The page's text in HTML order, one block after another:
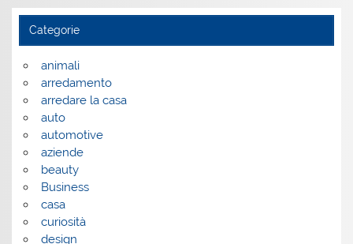
Categorie
animali
arredamento
arredare la casa
auto
automotive
aziende
beauty
Business
casa
curiosità
design